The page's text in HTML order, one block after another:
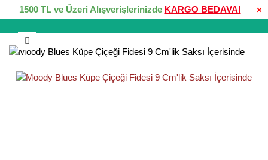
×
1500 TL ve Üzeri Alışverişlerinizde KARGO BEDAVA!